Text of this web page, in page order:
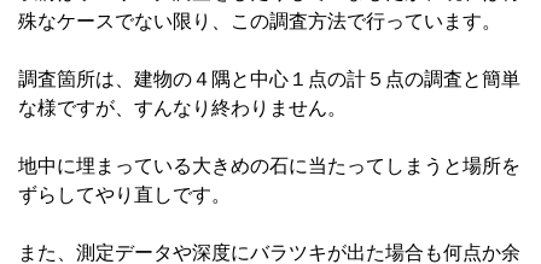
殊なケースでない限り、この調査方法で行っています。
調査箇所は、建物の４隅と中心１点の計５点の調査と簡単
な様ですが、すんなり終わりません。
地中に埋まっている大きめの石に当たってしまうと場所を
ずらしてやり直しです。
また、測定データや深度にバラツキが出た場合も何点か余